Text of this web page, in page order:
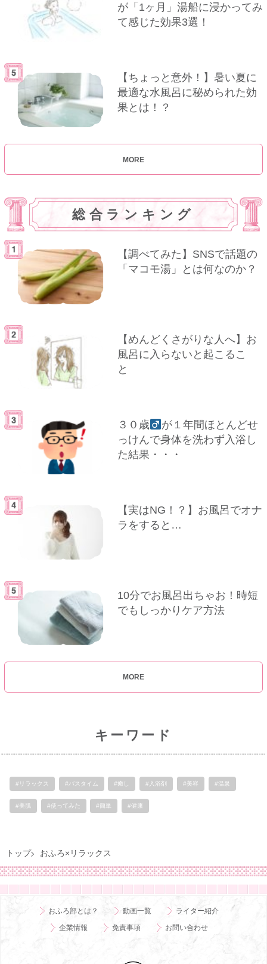
が「1ヶ月」湯船に浸かってみ
て感じた効果3選！
【ちょっと意外！】暑い夏に
最適な水風呂に秘められた効
果とは！？
MORE
総合ランキング
【調べてみた】SNSで話題の
「マコモ湯」とは何なのか？
【めんどくさがりな人へ】お
風呂に入らないと起こるこ
と
３０歳
が１年間ほとんどせ
っけんで身体を洗わず入浴し
た結果・・・
【実はNG！？】お風呂でオナ
ラをすると…
10分でお風呂出ちゃお！時短
でもしっかりケア方法
MORE
キーワード
#リラックス #バスタイム #癒し #入浴剤 #美容 #温泉
#美肌 #使ってみた #簡単 #健康
トップ おふろ×リラックス
おふろ部とは？ 動画一覧
ライター紹介
企業情報
免責事項 お問い合わせ